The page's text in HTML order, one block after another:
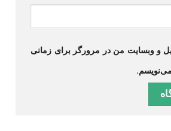
و وبسایت من در مرورگر برای زمانی
می‌نویسم.